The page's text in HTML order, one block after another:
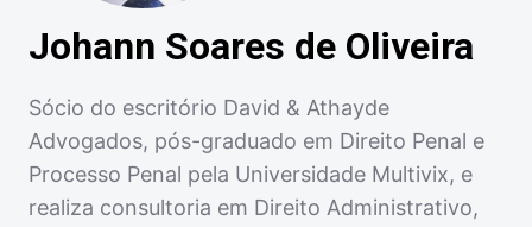
Johann Soares de Oliveira
Sócio do escritório David & Athayde
Advogados, pós-graduado em Direito Penal e
Processo Penal pela Universidade Multivix, e
realiza consultoria em Direito Administrativo,